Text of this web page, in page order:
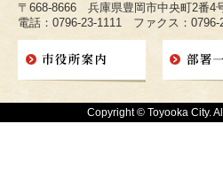
〒668-8666 兵庫県豊岡市中央町2番4
電話：0796-23-1111 ファクス：0796-
Copyright © Toyooka City.